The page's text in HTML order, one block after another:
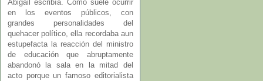
Abigail escribía. Como suele ocurrir
en los eventos públicos, con
grandes personalidades del
quehacer político, ella recordaba aun
estupefacta la reacción del ministro
de educación que abruptamente
abandonó la sala en la mitad del
acto porque un famoso editorialista